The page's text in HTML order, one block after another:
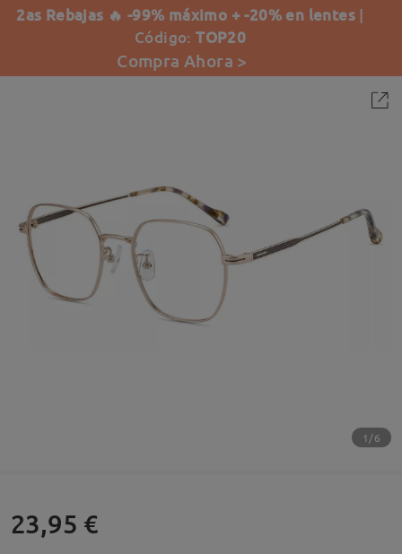
2as Rebajas 🔥 -99% máximo + -20% en lentes |
Código:TOP20
Compra Ahora >
1/6
23,95 €